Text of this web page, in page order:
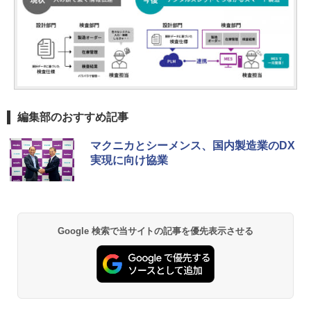
編集部のおすすめ記事
マクニカとシーメンス、国内製造業のDX
実現に向け協業
Google 検索で当サイトの記事を優先表示させる